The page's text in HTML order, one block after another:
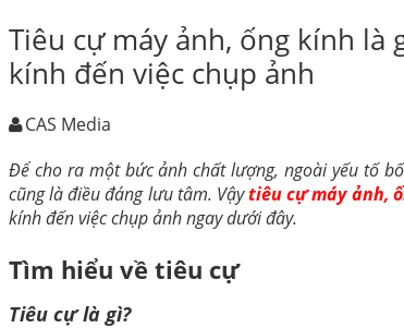
Tiêu cự máy ảnh, ống kính là
kính đến việc chụp ảnh
CAS Media
Để cho ra một bức ảnh chất lượng, ngoài yếu tố
cũng là điều đáng lưu tâm. Vậytiêu cự máy ảnh,
kính đến việc chụp ảnh ngay dưới đây.
Tìm hiểu về tiêu cự
Tiêu cự là gì?